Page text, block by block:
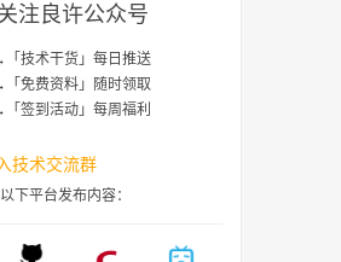
注良许公众号
技术干货」每日推送
免费资料」随时领取
签到活动」每周福利
技术交流群
下平台发布内容：